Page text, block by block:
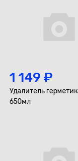
1 149 ₽
Удалитель
650мл